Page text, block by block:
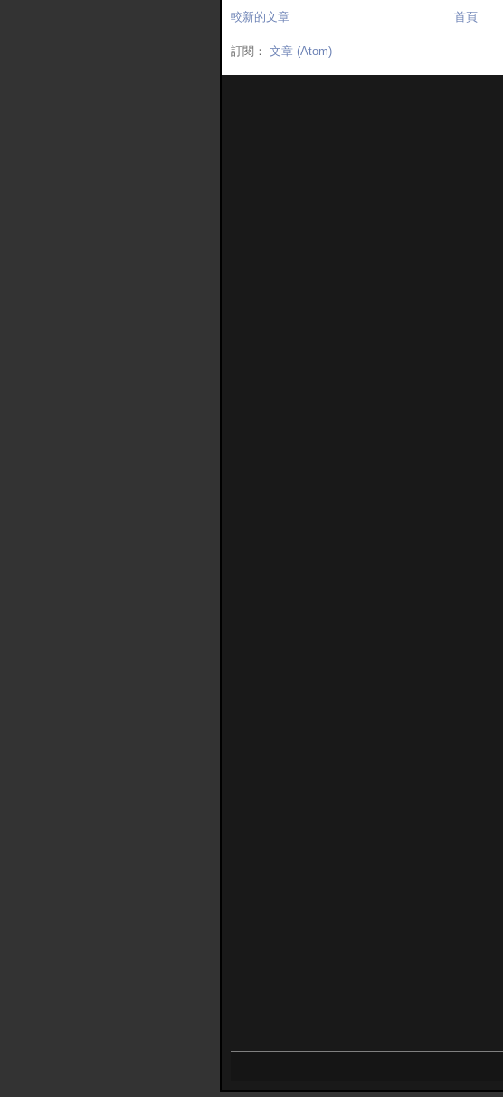
較新的文章 首頁
訂閱： 文章 (Atom)